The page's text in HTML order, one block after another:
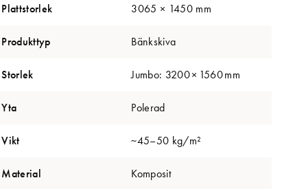
Plattstorlek 3065 × 1450 mm
Produkttyp Bänkskiva
Storlek Jumbo: 3200 × 1560 mm
Yta Polerad
Vikt ~45–50 kg/m²
Material Komposit